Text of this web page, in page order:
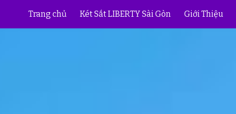
to main content Skip to navigation
Trang chủ Két Sắt LIBERTY Sài Gòn Giới Thiệu